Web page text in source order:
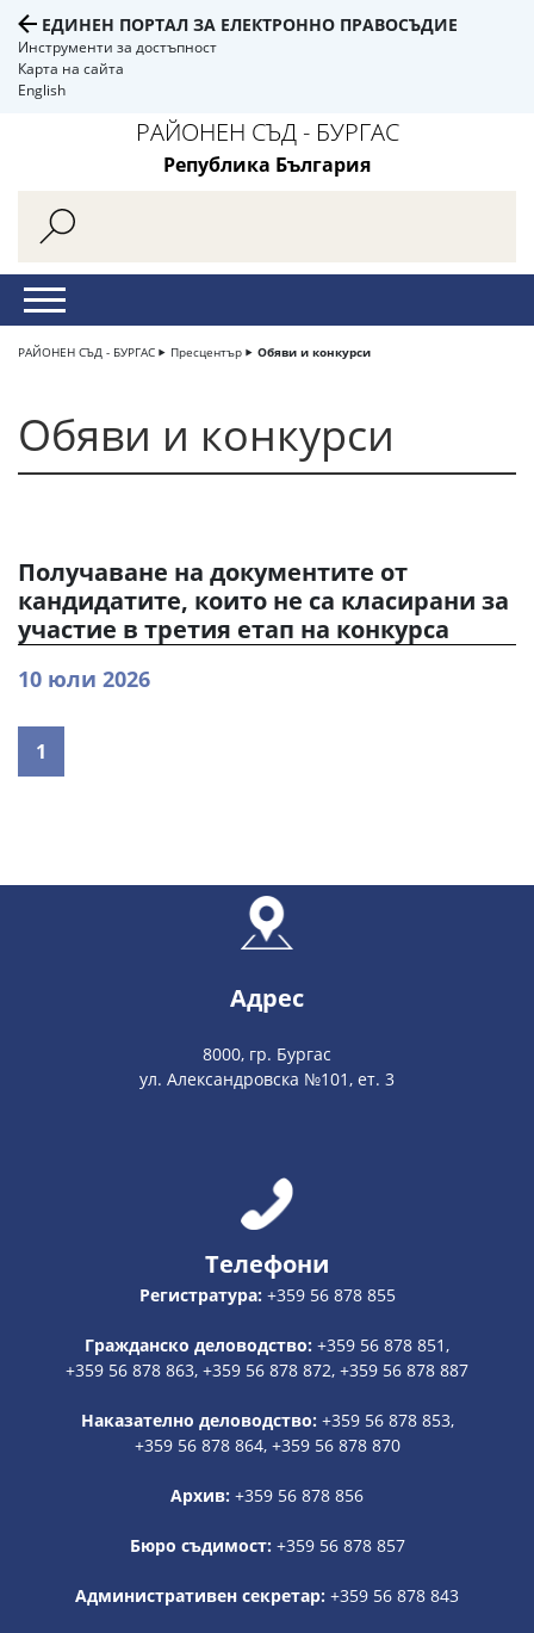
ЕДИНЕН ПОРТАЛ ЗА ЕЛЕКТРОННО ПРАВОСЪДИЕ
Инструменти за достъпност
Карта на сайта
English
РАЙОНЕН СЪД - БУРГАС
Република България
РАЙОНЕН СЪД - БУРГАС Пресцентър Обяви и конкурси
Обяви и конкурси
Получаване на документите от
кандидатите, които не са класирани за
участие в третия етап на конкурса
10 юли 2026
1
Адрес
8000, гр. Бургас
ул. Александровска №101, ет. 3
Телефони
Регистратура: +359 56 878 855
Гражданско деловодство: +359 56 878 851,
+359 56 878 863, +359 56 878 872, +359 56 878 887
Наказателно деловодство: +359 56 878 853,
+359 56 878 864, +359 56 878 870
Архив: +359 56 878 856
Бюро съдимост: +359 56 878 857
Административен секретар: +359 56 878 843